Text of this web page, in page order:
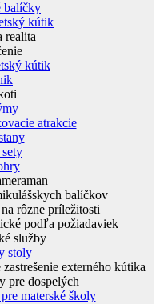
balíčky
kútik
realita
kútik
atrakcie
balíčkov
rôzne príležitosti
podľa požiadaviek
služby
stoly
externého kútika
pre dospelých
materské školy